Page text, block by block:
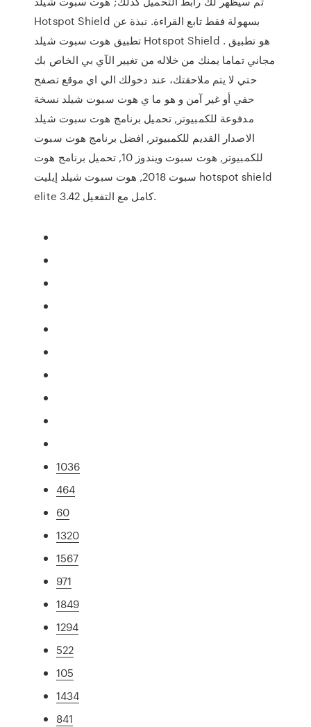
Hotspot Shield بسهولة فقط تابع القراءة. نبذة عن
تطبيق هوت سبوت شيلد Hotspot Shield . هو تطبيق
مجاني تماما يمنك من خلاله من تغيير الآي بي الخاص بك
حتي لا يتم ملاحقتك، عند دخولك الي اي موقع تصفح
حفي أو غير آمن و هو ما ي هوت سبوت شيلد نسخة
مدفوعة للكمبيوتر, تحميل برنامج هوت سبوت شيلد
الاصدار القديم للكمبيوتر, افضل برنامج هوت سبوت
للكمبيوتر, هوت سبوت ويندوز 10, تحميل برنامج هوت
سبوت 2018, هوت سبوت شيلد إيليت hotspot shield
elite 3.42 كامل مع التفعيل.
1036
464
60
1320
1567
971
1849
1294
522
105
1434
841